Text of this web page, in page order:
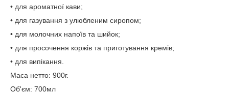
• для ароматної кави;
• для газування з улюбленим сиропом;
• для молочних напоїв та шийок;
• для просочення коржів та приготування кремів;
• для випікання.
Маса нетто: 900г.
Об'єм: 700мл